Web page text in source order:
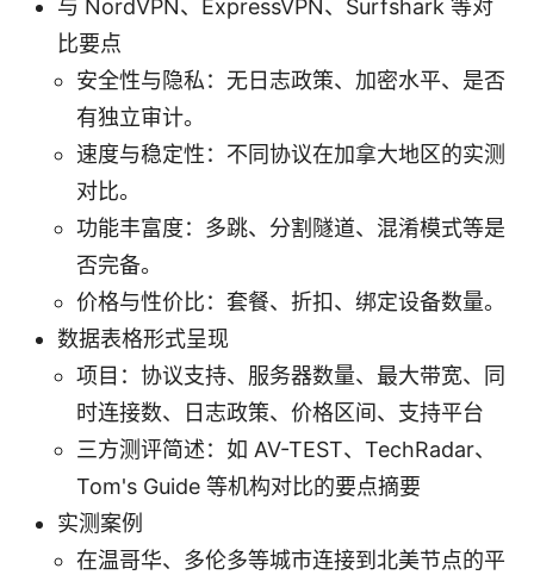
与 NordVPN、ExpressVPN、Surfshark 等对
比要点
安全性与隐私：无日志政策、加密水平、是否
有独立审计。
速度与稳定性：不同协议在加拿大地区的实测
对比。
功能丰富度：多跳、分割隧道、混淆模式等是
否完备。
价格与性价比：套餐、折扣、绑定设备数量。
数据表格形式呈现
项目：协议支持、服务器数量、最大带宽、同
时连接数、日志政策、价格区间、支持平台
三方测评简述：如 AV-TEST、TechRadar、
Tom's Guide 等机构对比的要点摘要
实测案例
在温哥华、多伦多等城市连接到北美节点的平